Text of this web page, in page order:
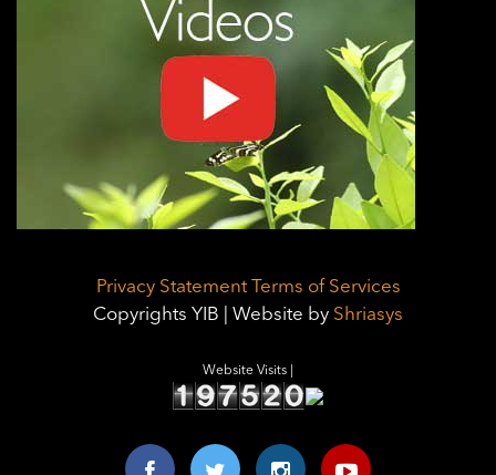
Privacy Statement Terms of Services
Copyrights YIB | Website by Shriasys
Website Visits |